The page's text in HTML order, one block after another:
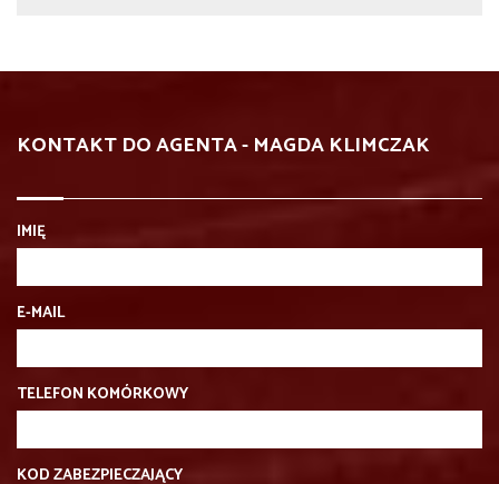
KONTAKT DO AGENTA - MAGDA KLIMCZAK
IMIĘ
E-MAIL
TELEFON KOMÓRKOWY
KOD ZABEZPIECZAJĄCY